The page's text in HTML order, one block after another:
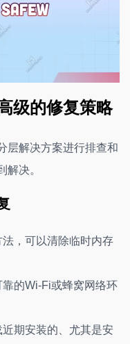
级的修复策略
层解决方案进行排查和
解决。
，可以清除临时内存
的Wi-Fi或蜂窝网络环
期安装的、尤其是安